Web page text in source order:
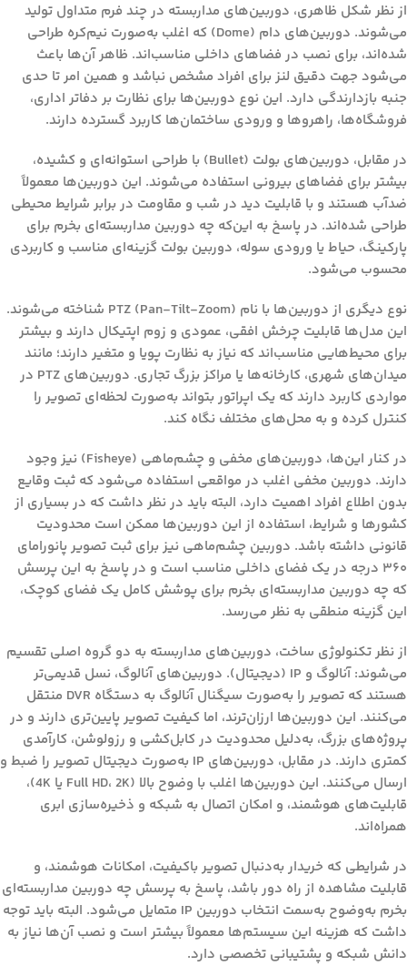
از نظر شکل ظاهری، دوربین‌های مداربسته در چند فرم متداول تولید
می‌شوند. دوربین‌های دام (Dome)
که اغلب به‌صورت نیم‌کره طراحی
شده‌اند، برای نصب در فضاهای داخلی مناسب‌اند. ظاهر آن‌ها باعث
می‌شود جهت دقیق لنز برای افراد مشخص نباشد و همین امر تا حدی
جنبه بازدارندگی دارد. این نوع دوربین‌ها برای نظارت بر دفاتر اداری،
فروشگاه‌ها، راهروها و ورودی ساختمان‌ها کاربرد گسترده دارند.
در مقابل، دوربین‌های بولت (Bullet)
با طراحی استوانه‌ای و کشیده،
بیشتر برای فضاهای بیرونی استفاده می‌شوند. این دوربین‌ها معمولاً
ضدآب هستند و با قابلیت دید در شب و مقاومت در برابر شرایط محیطی
طراحی شده‌اند. در پاسخ به این‌که چه دوربین مداربسته‌ای بخرم برای
پارکینگ، حیاط یا ورودی سوله، دوربین بولت گزینه‌ای مناسب و کاربردی
محسوب می‌شود.
نوع دیگری از دوربین‌ها با نام PTZ (Pan-Tilt-Zoom) شناخته می‌شوند.
این مدل‌ها قابلیت چرخش افقی، عمودی و زوم اپتیکال دارند و بیشتر
برای محیط‌هایی مناسب‌اند که نیاز به نظارت پویا و متغیر دارند؛ مانند
میدان‌های شهری، کارخانه‌ها یا مراکز بزرگ تجاری. دوربین‌های PTZ در
مواردی کاربرد دارند که یک اپراتور بتواند به‌صورت لحظه‌ای تصویر را
کنترل کرده و به محل‌های مختلف نگاه کند.
در کنار این‌ها، دوربین‌های مخفی و چشم‌ماهی (Fisheye)
نیز وجود
دارند. دوربین مخفی اغلب در مواقعی استفاده می‌شود که ثبت وقایع
بدون اطلاع افراد اهمیت دارد، البته باید در نظر داشت که در بسیاری از
کشورها و شرایط، استفاده از این دوربین‌ها ممکن است محدودیت
قانونی داشته باشد. دوربین چشم‌ماهی نیز برای ثبت تصویر پانورامای
۳۶۰ درجه در یک فضای داخلی مناسب است و در پاسخ به این پرسش
که چه دوربین مداربسته‌ای بخرم برای پوشش کامل یک فضای کوچک،
این گزینه منطقی به نظر می‌رسد.
از نظر تکنولوژی ساخت، دوربین‌های مداربسته به دو گروه اصلی تقسیم
می‌شوند:آنالوگ و IP (دیجیتال)
. دوربین‌های آنالوگ، نسل قدیمی‌تر
هستند که تصویر را به‌صورت سیگنال آنالوگ به دستگاه DVR منتقل
می‌کنند. این دوربین‌ها ارزان‌ترند، اما کیفیت تصویر پایین‌تری دارند و در
پروژه‌های بزرگ، به‌دلیل محدودیت در کابل‌کشی و رزولوشن، کارآمدی
کمتری دارند. در مقابل، دوربین‌های IP به‌صورت دیجیتال تصویر را ضبط و
ارسال می‌کنند. این دوربین‌ها اغلب با وضوح بالا (Full HD، 2K یا 4K)،
قابلیت‌های هوشمند، و امکان اتصال به شبکه و ذخیره‌سازی ابری
همراه‌اند.
در شرایطی که خریدار به‌دنبال تصویر باکیفیت، امکانات هوشمند، و
قابلیت مشاهده از راه دور باشد، پاسخ به پرسش چه دوربین مداربسته‌ای
بخرم
به‌وضوح به‌سمت انتخاب دوربین IP متمایل می‌شود. البته باید توجه
داشت که هزینه این سیستم‌ها معمولاً بیشتر است و نصب آن‌ها نیاز به
دانش شبکه و پشتیبانی تخصصی دارد.